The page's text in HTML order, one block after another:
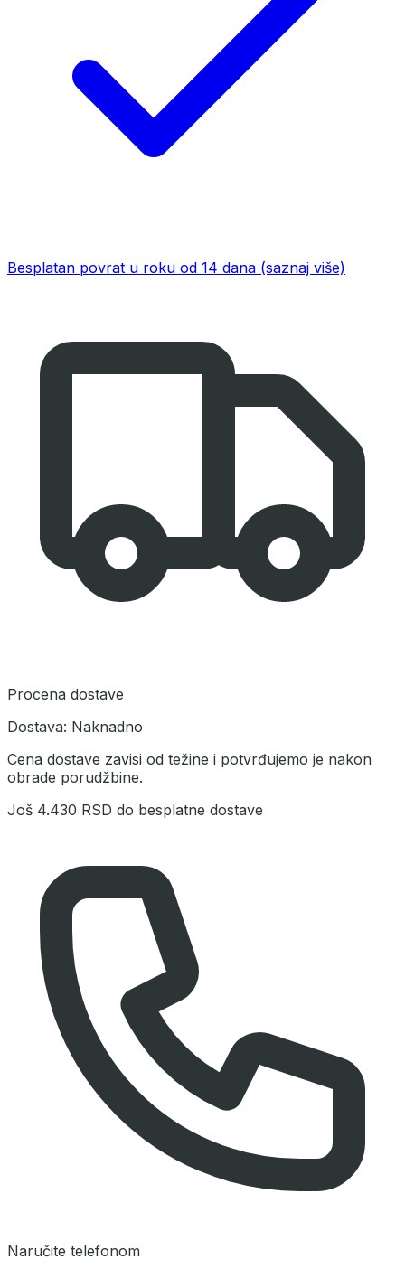
Besplatan povrat u roku od 14 dana (saznaj više)
Procena dostave
Dostava: Naknadno
Cena dostave zavisi od težine i potvrđujemo je nakon
obrade porudžbine.
Još 4.430 RSD do besplatne dostave
Naručite telefonom